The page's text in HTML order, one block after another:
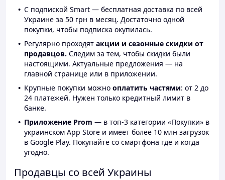
С подпиской Smart — бесплатная доставка по всей
Украине за 50 грн в месяц. Достаточно одной
покупки, чтобы подписка окупилась.
Регулярно проходят акции и сезонные скидки от
продавцов. Следим за тем, чтобы скидки были
настоящими. Актуальные предложения — на
главной странице или в приложении.
Крупные покупки можно оплатить частями: от 2 до
24 платежей. Нужен только кредитный лимит в
банке.
Приложение Prom — в топ-3 категории «Покупки» в
украинском App Store и имеет более 10 млн загрузок
в Google Play. Покупайте со смартфона где и когда
угодно.
Продавцы со всей Украины